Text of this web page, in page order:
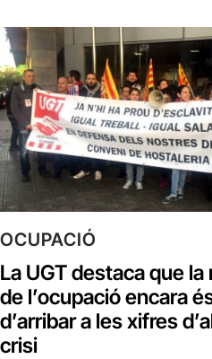
OCUPACIÓ
La UGT destaca que
de l’ocupació encara
d’arribar a les xifres
crisi